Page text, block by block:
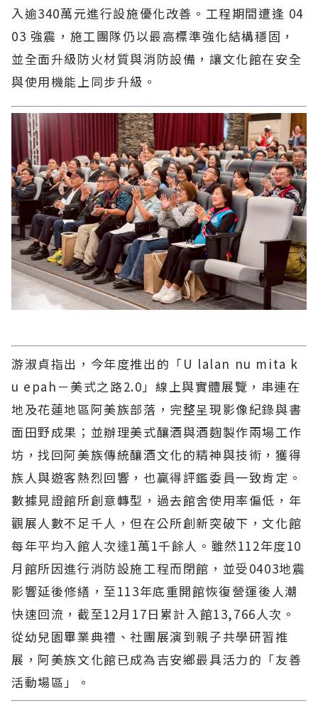
入逾340萬元進行設施優化改善。工程期間遭逢 04
03 強震，施工團隊仍以最高標準強化結構穩固，
並全面升級防火材質與消防設備，讓文化館在安全
與使用機能上同步升級。
游淑貞指出，今年度推出的「U lalan nu mita k
u epah－美式之路2.0」線上與實體展覽，串連在
地及花蓮地區阿美族部落，完整呈現影像紀錄與書
面田野成果；並辦理美式釀酒與酒麴製作兩場工作
坊，找回阿美族傳統釀酒文化的精神與技術，獲得
族人與遊客熱烈回響，也贏得評鑑委員一致肯定。
數據見證館所創意轉型，過去館舍使用率偏低，年
觀展人數不足千人，但在公所創新突破下，文化館
每年平均入館人次達1萬1千餘人。雖然112年度10
月館所因進行消防設施工程而閉館，並受0403地震
影響延後修繕，至113年底重開館恢復營運後人潮
快速回流，截至12月17日累計入館13,766人次。
從幼兒園畢業典禮、社團展演到親子共學研習推
展，阿美族文化館已成為吉安鄉最具活力的「友善
活動場區」。